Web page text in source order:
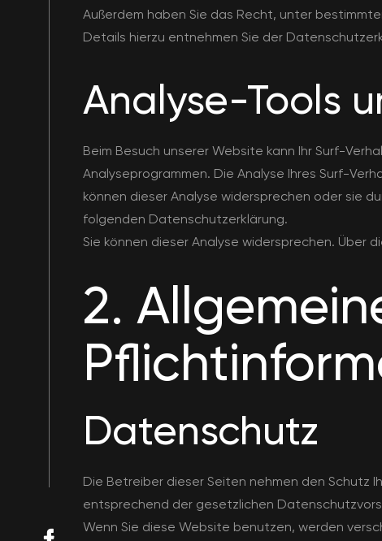
Außerdem haben Sie das Recht, unter
Details hierzu entnehmen Sie der
Analyse-Tools
Beim Besuch unserer Website kann Ihr Surf-
Analyseprogrammen. Die Analyse Ihres Surf-
können dieser Analyse widersprechen oder sie
folgenden Datenschutzerklärung.
Sie können dieser Analyse widersprechen. Über
2.
Datenschutz
Die Betreiber dieser Seiten nehmen den Schutz
entsprechend der gesetzlichen
Wenn Sie diese Website benutzen, werden